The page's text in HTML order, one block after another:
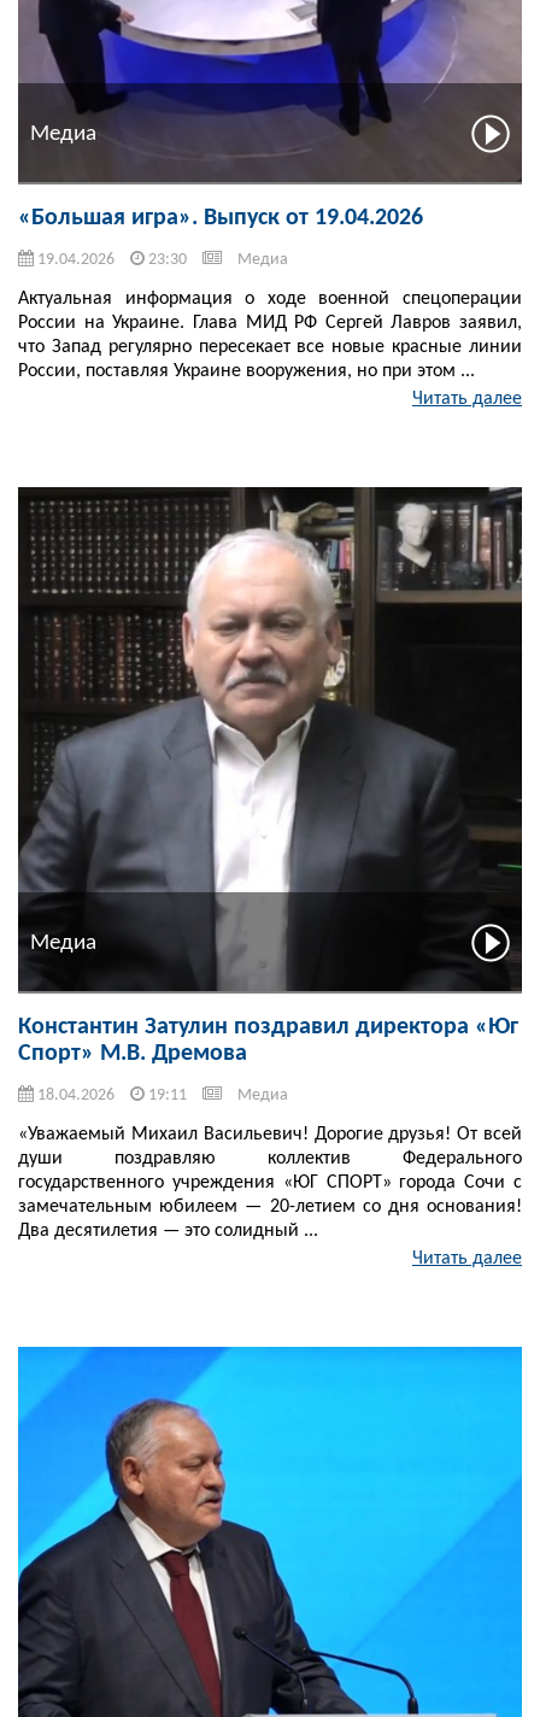
Медиа
«Большая игра». Выпуск от 19.04.2026
19.04.2026 23:30 Медиа
Актуальная информация о ходе военной спецоперации
России на Украине. Глава МИД РФ Сергей Лавров заявил,
что Запад регулярно пересекает все новые красные линии
России, поставляя Украине вооружения, но при этом ...
Читать далее
Медиа
Константин Затулин поздравил директора «Юг
Спорт» М.В. Дремова
18.04.2026 19:11 Медиа
«Уважаемый Михаил Васильевич! Дорогие друзья! От всей
души поздравляю коллектив Федерального
государственного учреждения «ЮГ СПОРТ» города Сочи с
замечательным юбилеем — 20-летием со дня основания!
Два десятилетия — это солидный ...
Читать далее